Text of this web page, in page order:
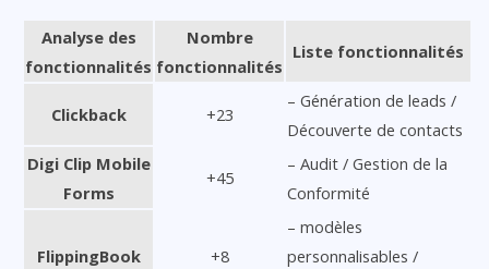
Analyse des
fonctionnalités
Nombre
fonctionnalités
Liste fonctionnalités
Clickback +23
– Génération de leads /
Découverte de contacts
Digi Clip Mobile
Forms
+45
– Audit / Gestion de la
Conformité
FlippingBook +8
– modèles
personnalisables /